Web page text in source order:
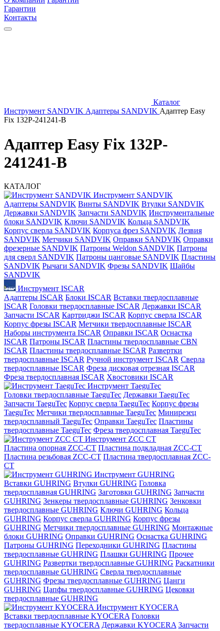
Гарантии
Контакты
Каталог
Инструмент SANDVIK Адаптеры SANDVIK Адаптер Easy
Fix 132P-241241-B
Адаптер Easy Fix 132P-
241241-B
КАТАЛОГ
Инструмент SANDVIK
Адаптеры SANDVIK Винты SANDVIK Втулки SANDVIK
Державки SANDVIK Запчасти SANDVIK Инструментальные
блоки SANDVIK Ключи SANDVIK Кольца SANDVIK
Корпус сверла SANDVIK Корпуса фрез SANDVIK Лезвия
SANDVIK Метчики SANDVIK Оправки SANDVIK Оправки
фрезерные SANDVIK Патроны Weldon SANDVIK Патроны
для сверл SANDVIK Патроны цанговые SANDVIK Пластины
SANDVIK Рычаги SANDVIK Фрезы SANDVIK Шайбы
SANDVIK
Инструмент ISCAR
Адаптеры ISCAR Блоки ISCAR Вставки твердосплавные
ISCAR Головки твердосплавные ISCAR Державки ISCAR
Запчасти ISCAR Картриджи ISCAR Корпус сверла ISCAR
Корпус фрезы ISCAR Метчики твердосплавные ISCAR
Наборы инструмента ISCAR Оправки ISCAR Оснастка
ISCAR Патроны ISCAR Пластины твердосплавные CBN
ISCAR Пластины твердосплавные ISCAR Развертки
твердосплавные ISCAR Ручной инструмент ISCAR Сверла
твердосплавные ISCAR Фреза дисковая отрезная ISCAR
Фреза твердосплавная ISCAR Хвостовики ISCAR
Инструмент TaeguTec
Головки твердосплавные TaeguTec Державки TaeguTec
Запчасти TaeguTec Корпус сверла TaeguTec Корпус фрезы
TaeguTec Метчики твердосплавные TaeguTec Минирезец
твердосплавный TaeguTec Оправки TaeguTec Пластины
твердосплавные TaeguTec Фреза твердосплавная TaeguTec
Инструмент ZCС CT
Пластина опорная ZCC-CT Пластина подкладная ZCC-CT
Пластина резьбовая ZCC-CT Пластина твердосплавная ZCC-
CT
Инструмент GUHRING
Вставки GUHRING Втулки GUHRING Головка
твердосплавная GUHRING Заготовки GUHRING Запчасти
GUHRING Зенкеры твердосплавные GUHRING Зенковки
твердосплавные GUHRING Ключи GUHRING Кольца
GUHRING Корпус сверла GUHRING Корпус фрезы
GUHRING Метчики твердосплавные GUHRING Монтажные
блоки GUHRING Оправки GUHRING Оснастка GUHRING
Патроны GUHRING Переходники GUHRING Пластины
твердосплавные GUHRING Плашки GUHRING Прочее
GUHRING Развертки твердосплавные GUHRING Раскатники
твердосплавные GUHRING Сверла твердосплавные
GUHRING Фрезы твердосплавные GUHRING Цанги
GUHRING Цапфы твердосплавные GUHRING Цековки
твердосплавные GUHRING
Инструмент KYOCERA
Вставки твердосплавные KYOCERA Головки
твердосплавные KYOCERA Державки KYOCERA Запчасти